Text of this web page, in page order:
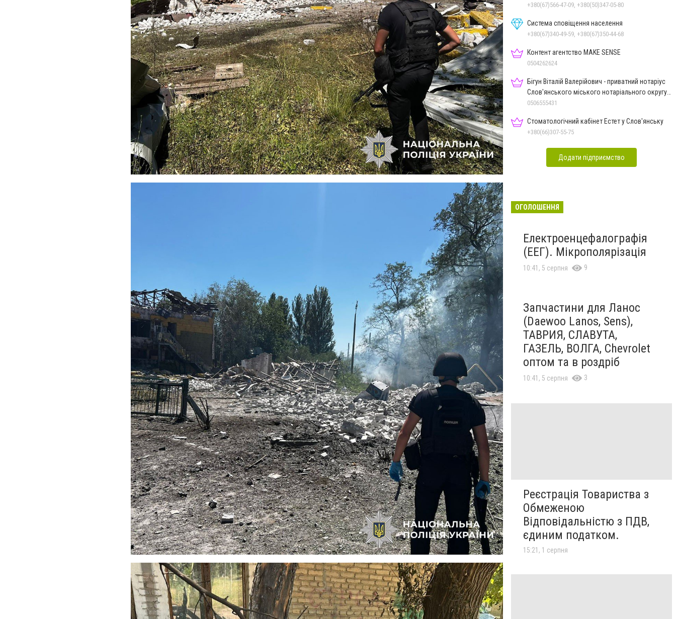
+380(67)566-47-09, +380(50)347-05-80
Система сповіщення населення
+380(67)340-49-59, +380(67)350-44-68
Контент агентство MAKE SENSE
0504262624
Бігун Віталій Валерійович - приватний нотаріус
Слов'янського міського нотаріального округу
Дон.обл.
0506555431
Стоматологічний кабінет Естет у Слов'янську
+380(66)307-55-75
Додати підприємство
ОГОЛОШЕННЯ
Електроенцефалографія
(ЕЕГ). Мікрополярізація
10:41, 5 серпня 9
Запчастини для Ланос
(Daewoo Lanos, Sens),
ТАВРИЯ, СЛАВУТА,
ГАЗЕЛЬ, ВОЛГА, Chevrolet
оптом та в роздріб
10:41, 5 серпня 3
Реєстрація Товариства з
Обмеженою
Відповідальністю з ПДВ,
єдиним податком.
15:21, 1 серпня